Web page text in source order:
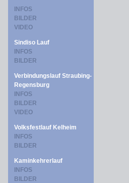
INFOS
BILDER
VIDEO
Sindiso Lauf
INFOS
BILDER
Verbindungslauf Straubing-
Regensburg
INFOS
BILDER
VIDEO
Volksfestlauf Kelheim
INFOS
BILDER
Kaminkehrerlauf
INFOS
BILDER